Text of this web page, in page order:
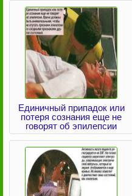
Единичный припадок или
потеря сознания еще не
говорят об эпилепсии